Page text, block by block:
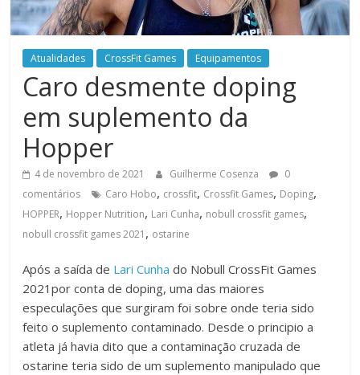
Atualidades CrossFit Games Equipamentos
Caro desmente doping
em suplemento da
Hopper
4 de novembro de 2021 Guilherme Cosenza
0
comentários
Caro Hobo, crossfit, Crossfit Games, Doping,
HOPPER, Hopper Nutrition, Lari Cunha, nobull crossfit games,
nobull crossfit games 2021 , ostarine
Após a saída de Lari Cunhado Nobull CrossFit Games
2021por conta de doping, uma das maiores
especulações que surgiram foi sobre onde teria sido
feito o suplemento contaminado. Desde o principio a
atleta já havia dito que a contaminação cruzada de
ostarine teria sido de um suplemento manipulado que